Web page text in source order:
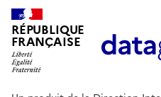
RÉPUBLIQUE
FRANÇAISE